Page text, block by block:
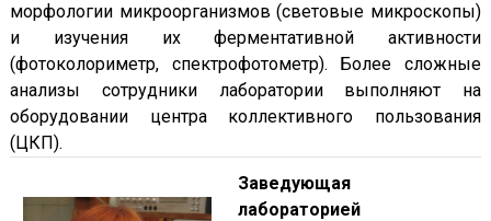
морфологии микроорганизмов (световые микроскопы)
и изучения их ферментативной активности
(фотоколориметр, спектрофотометр). Более сложные
анализы сотрудники лаборатории выполняют на
оборудовании центра коллективного пользования
(ЦКП).
Заведующая
лабораторией